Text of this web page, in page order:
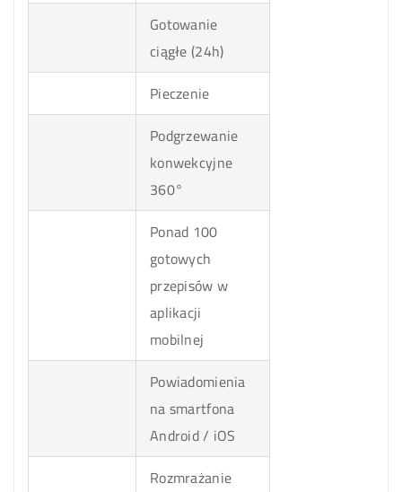
Gotowanie
ciągłe (24h)
Pieczenie
Podgrzewanie
konwekcyjne
360°
Ponad 100
gotowych
przepisów w
aplikacji
mobilnej
Powiadomienia
na smartfona
Android / iOS
Rozmrażanie